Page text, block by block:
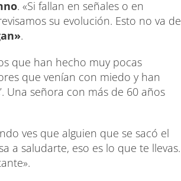
. «Si fallan en señales o en
su evolución. Esto no va de
.
que han hecho muy pocas
que venían con miedo y han
Una señora con más de 60 años
ves que alguien que se sacó el
a saludarte, eso es lo que te llevas.